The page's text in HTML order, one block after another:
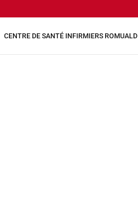
CENTRE DE SANTÉ INFIRMIERS ROMUALD